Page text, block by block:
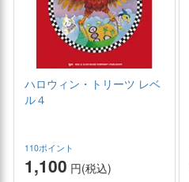
ハロウィン・トリーツ レベ
ル４
110ポイント
1,100 円(税込)